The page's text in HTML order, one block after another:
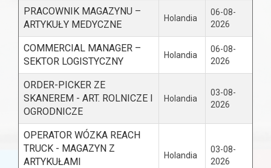
PRACOWNIK MAGAZYNU –
ARTYKUŁY MEDYCZNE
Holandia
06-08-
2026
COMMERCIAL MANAGER –
SEKTOR LOGISTYCZNY
Holandia
06-08-
2026
ORDER-PICKER ZE
SKANEREM - ART. ROLNICZE I
OGRODNICZE
Holandia
03-08-
2026
OPERATOR WÓZKA REACH
TRUCK - MAGAZYN Z
ARTYKUŁAMI
Holandia
03-08-
2026